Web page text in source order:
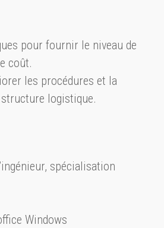
pour fournir le niveau de
coût.
les procédures et la
logistique.
spécialisation
Windows